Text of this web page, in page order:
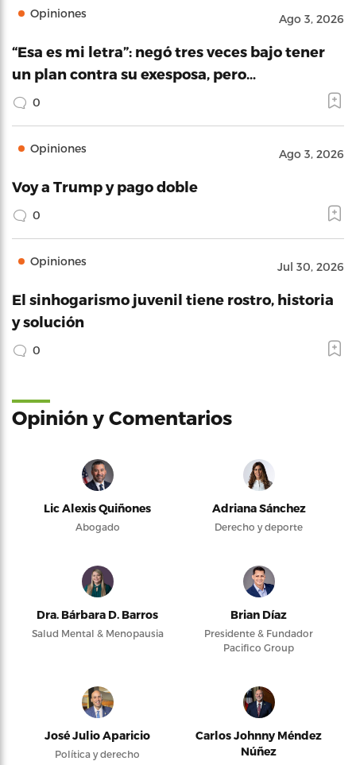
Opiniones Ago 3, 2026
“Esa es mi letra”: negó tres veces bajo tener
un plan contra su exesposa, pero…
0
Opiniones Ago 3, 2026
Voy a Trump y pago doble
0
Opiniones Jul 30, 2026
El sinhogarismo juvenil tiene rostro, historia
y solución
0
Opinión y Comentarios
Lic Alexis Quiñones
Abogado
Adriana Sánchez
Derecho y deporte
Dra. Bárbara D. Barros
Salud Mental & Menopausia
Brian Díaz
Presidente & Fundador
Pacifico Group
José Julio Aparicio
Política y derecho
Carlos Johnny Méndez
Núñez